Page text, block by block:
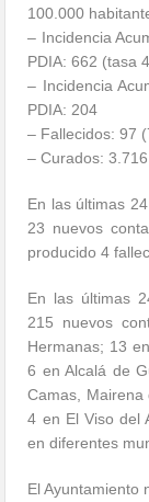
100.000
– Incidencia
PDIA: 662 (tasa
– Incidencia
PDIA: 204
– Fallecidos: 97
– Curados: 3.716
En las últimas
23 nuevos
producido 4
En las últimas
215 nuevos
Hermanas; 13
6 en Alcalá de
Camas, Mairena
4 en El Viso del
en diferentes
El Ayuntamiento